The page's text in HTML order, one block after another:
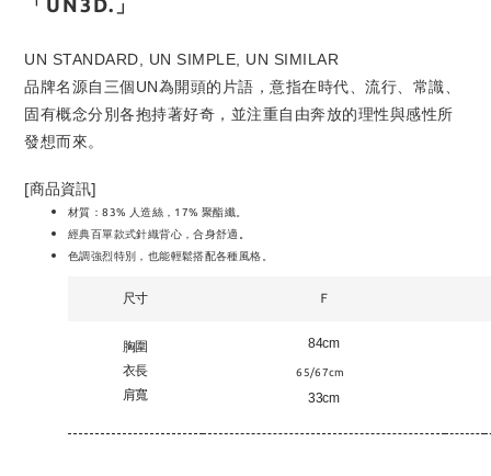
「UN3D.」
UN STANDARD, UN SIMPLE, UN SIMILAR
品牌名源自三個UN為開頭的片語，意指在時代、流行、常識、
固有概念分別各抱持著好奇，並注重自由奔放的理性與感性所
發想而來。
[商品資訊]
材質：83% 人造絲，17% 聚酯纖
經典百單款式針織背心，合身舒適 。
色調強烈特別，也能輕鬆搭配各種風格。
尺寸 Ｆ
胸圍
衣長
肩寬
84cm
65/67cm
33cm